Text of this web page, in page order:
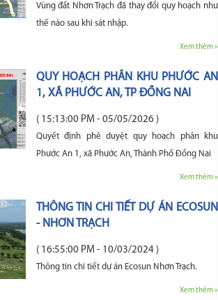
Vùng đất Nhơn Trạch đã thay đổi quy hoạch như
thế nào sau khi sát nhập.
Xem thêm »
QUY HOẠCH PHÂN KHU PHƯỚC AN
1, XÃ PHƯỚC AN, TP ĐỒNG NAI
( 15:13:00 PM - 05/05/2026 )
Quyết định phê duyệt quy hoạch phân khu
Phước An 1, xã Phước An, Thành Phố Đồng Nai
Xem thêm »
THÔNG TIN CHI TIẾT DỰ ÁN ECOSUN
- NHƠN TRẠCH
( 16:55:00 PM - 10/03/2024 )
Thông tin chi tiết dự án Ecosun Nhơn Trạch.
Xem thêm »